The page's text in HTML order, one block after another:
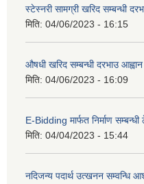
स्टेस्नरी सामग्री खरिद सम्बन्धी
मिति: 04/06/2023 - 16:15
औषधी खरिद सम्बन्धी दरभाउ
मिति: 04/06/2023 - 16:09
E-Bidding मार्फत निर्माण
मिति: 04/04/2023 - 15:44
नदिजन्य पदार्थ उत्खनन सम्वन्धि